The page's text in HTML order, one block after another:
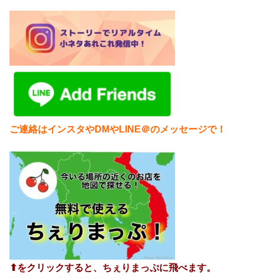
ご連絡はインスタやDMやLINE＠のメッセージで！
⬆︎をクリックすると、ちぇりまっぷに飛べます。